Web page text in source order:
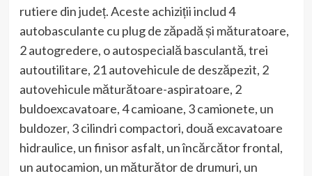
rutiere din județ. Aceste achiziții includ 4
autobasculante cu plug de zăpadă și măturatoare,
2 autogredere, o autospecială basculantă, trei
autoutilitare, 21 autovehicule de deszăpezit, 2
autovehicule măturătoare-aspiratoare, 2
buldoexcavatoare, 4 camioane, 3 camionete, un
buldozer, 3 cilindri compactori, două excavatoare
hidraulice, un finisor asfalt, un încărcător frontal,
un autocamion, un măturător de drumuri, un